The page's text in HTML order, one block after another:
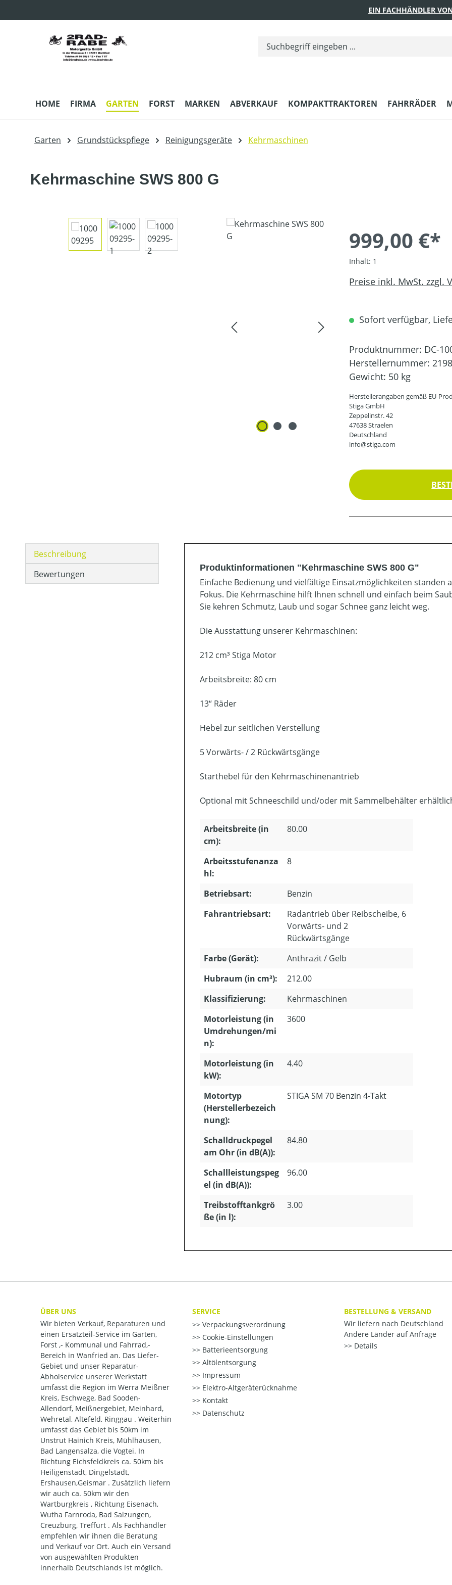
EIN FACHHÄNDLER
HOME FIRMA GARTEN FORST MARKEN ABVERKAUF KOMPAKTTRAKTOREN FAHRRÄDER
Garten Grundstückspflege Reinigungsgeräte Kehrmaschinen
Kehrmaschine SWS 800 G
Bildergalerie überspringen
999,00 €*
Inhalt: 1
Preise inkl. MwSt. zzgl.
Sofort verfügbar,
Produktnummer: DC-
Herstellernummer:
Gewicht: 50 kg
Herstellerangaben gemäß EU-
Stiga GmbH
Zeppelinstr. 42
47638 Straelen
Deutschland
info@stiga.com
Beschreibung
Bewertungen
Produktinformationen "Kehrmaschine SWS 800 G"
Einfache Bedienung und vielfältige Einsatzmöglichkeiten standen
Fokus. Die Kehrmaschine hilft Ihnen schnell und einfach beim
Sie kehren Schmutz, Laub und sogar Schnee ganz leicht weg.
Die Ausstattung unserer Kehrmaschinen:
212 cm³ Stiga Motor
Arbeitsbreite: 80 cm
13“ Räder
Hebel zur seitlichen Verstellung
5 Vorwärts- / 2 Rückwärtsgänge
Starthebel für den Kehrmaschinenantrieb
Optional mit Schneeschild und/oder mit Sammelbehälter
Arbeitsbreite (in
cm):
80.00
Arbeitsstufenanza
hl:
8
Betriebsart:
Benzin
Fahrantriebsart:
Radantrieb über Reibscheibe, 6
Vorwärts- und 2
Rückwärtsgänge
Farbe (Gerät):
Anthrazit / Gelb
Hubraum (in cm³):
212.00
Klassifizierung:
Kehrmaschinen
Motorleistung (in
Umdrehungen/mi
n):
3600
Motorleistung (in
kW):
4.40
Motortyp
(Herstellerbezeich
nung):
STIGA SM 70 Benzin 4-Takt
Schalldruckpegel
am Ohr (in dB(A)):
84.80
Schallleistungspeg
el (in dB(A)):
96.00
Treibstofftankgrö
ße (in l):
3.00
ÜBER UNS
Wir bieten Verkauf, Reparaturen und
einen Ersatzteil-Service im Garten,
Forst ,- Kommunal und Fahrrad,-
Bereich in Wanfried an. Das Liefer-
Gebiet und unser Reparatur-
Abholservice unserer Werkstatt
umfasst die Region im Werra Meißner
Kreis, Eschwege, Bad Sooden-
Allendorf, Meißnergebiet, Meinhard,
Wehretal, Altefeld, Ringgau . Weiterhin
umfasst das Gebiet bis 50km im
Unstrut Hainich Kreis, Mühlhausen,
Bad Langensalza, die Vogtei. In
Richtung Eichsfeldkreis ca. 50km bis
Heiligenstadt, Dingelstädt,
Ershausen,Geismar . Zusätzlich liefern
wir auch ca. 50km wir den
Wartburgkreis , Richtung Eisenach,
Wutha Farnroda, Bad Salzungen,
Creuzburg, Treffurt . Als Fachhändler
empfehlen wir ihnen die Beratung
und Verkauf vor Ort. Auch ein Versand
von ausgewählten Produkten
innerhalb Deutschlands ist möglich.
SERVICE
Verpackungsverordnung
Cookie-Einstellungen
Batterieentsorgung
Altölentsorgung
Impressum
Elektro-Altgeräterücknahme
Kontakt
Datenschutz
BESTELLUNG & VERSAND
Wir liefern nach Deutschland
Andere Länder auf Anfrage
Details